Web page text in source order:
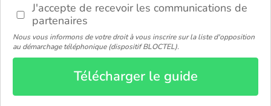
J'accepte de recevoir les communications de
partenaires
Nous vous informons de votre droit à vous inscrire sur la liste d'opposition
au démarchage téléphonique (dispositif BLOCTEL).
Télécharger le guide